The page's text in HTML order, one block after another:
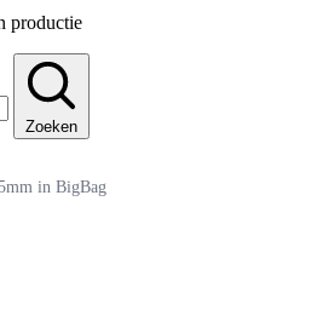
productie
Zoeken
in BigBag